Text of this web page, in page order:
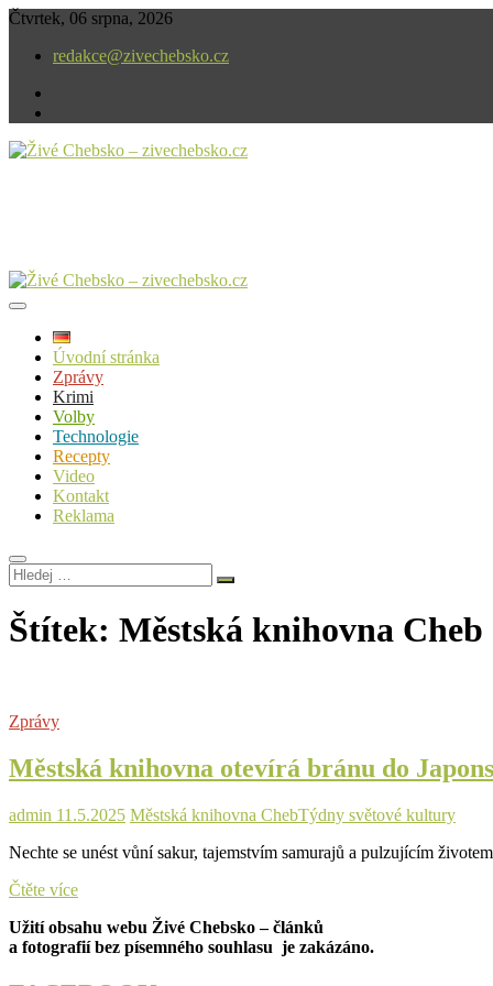
Skip
content
Čtvrtek, 06 srpna, 2026
redakce@zivechebsko.cz
Úvodní stránka
Zprávy
Krimi
Volby
Technologie
Recepty
Video
Kontakt
Reklama
Hledej
…
Štítek: Městská knihovna Cheb
Zprávy
Městská knihovna otevírá bránu do
admin 11.5.2025 Městská knihovna ChebTýdny světové kultury
Nechte se unést vůní sakur, tajemstvím samurajů a pulzujícím
Čtěte víceMěstská
otevírá
bránu
Užití obsahu webu Živé Chebsko – článků
a fotografií bez písemného souhlasu je zakázáno.